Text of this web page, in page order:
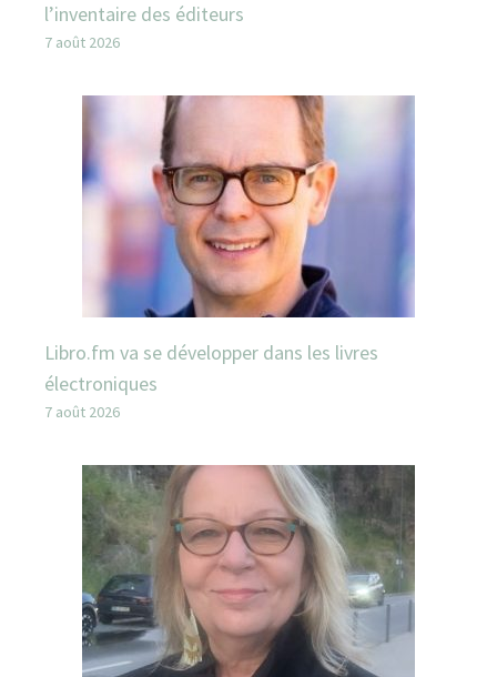
l’inventaire des éditeurs
7 août 2026
Libro.fm va se développer dans les livres
électroniques
7 août 2026